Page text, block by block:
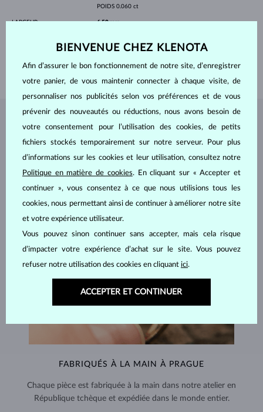
POIDS 0.060 ct
LARGEUR 6.50 mm
POIDS 1.4 g
BIJOUX DEL'ATELIER KLENOTA
FABRIQUÉS À LA MAIN À PRAGUE
Chaque pièce est fabriquée à la main dans notre atelier en
République tchèque et expédiée dans le monde entier.
BIENVENUE CHEZ KLENOTA
Afin d’assurer le bon fonctionnement de notre site, d’enregistrer
votre panier, de vous maintenir connecter à chaque visite, de
personnaliser nos publicités selon vos préférences et de vous
prévenir des nouveautés ou réductions, nous avons besoin de
votre consentement pour l’utilisation des cookies, de petits
fichiers stockés temporairement sur notre serveur. Pour plus
d’informations sur les cookies et leur utilisation, consultez notre
Politique en matière de cookies. En cliquant sur « Accepter et
continuer », vous consentez à ce que nous utilisions tous les
cookies, nous permettant ainsi de continuer à améliorer notre site
et votre expérience utilisateur.
Vous pouvez sinon continuer sans accepter, mais cela risque
d’impacter votre expérience d’achat sur le site. Vous pouvez
refuser notre utilisation des cookies en cliquant ici.
ACCEPTER ET CONTINUER